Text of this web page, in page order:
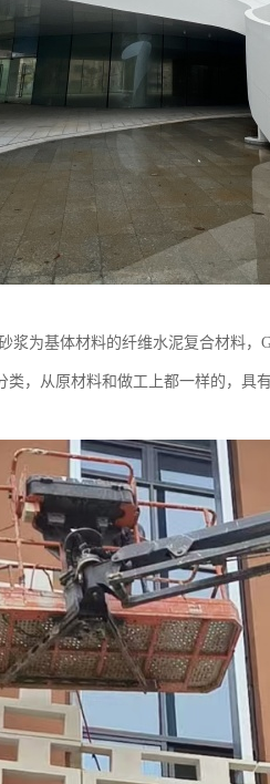
浆为基体材料的纤维水泥复合材料
，从原材料和做工上都一样的，具